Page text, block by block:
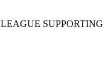
SUPPORTING